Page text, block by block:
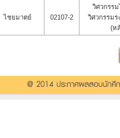
ไชยมาตย์ 02107-2
วิศวกรร
วิศวกรรม
(ห